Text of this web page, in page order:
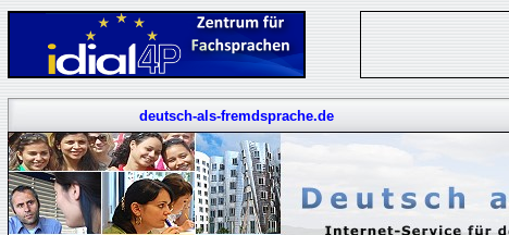
deutsch-als-fremdsprache.de